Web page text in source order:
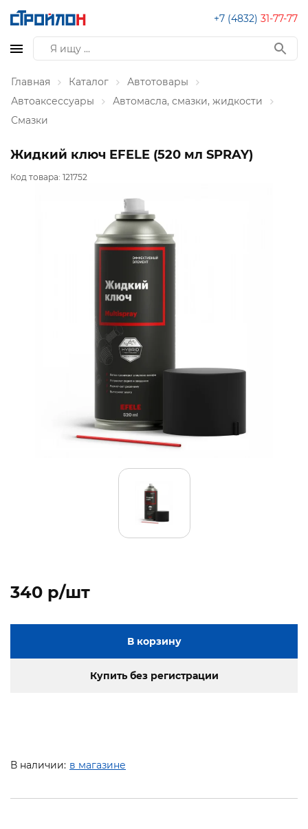
+7 (4832) 31-77-77
Главная Каталог
Автотовары
Автоаксессуары
Автомасла, смазки, жидкости
Смазки
Жидкий ключ EFELE (520 мл SPRAY)
Код товара: 121752
340 p/шт
В корзину
Купить без регистрации
В наличии: в магазине